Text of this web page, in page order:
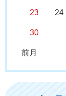
23 24
30
前月